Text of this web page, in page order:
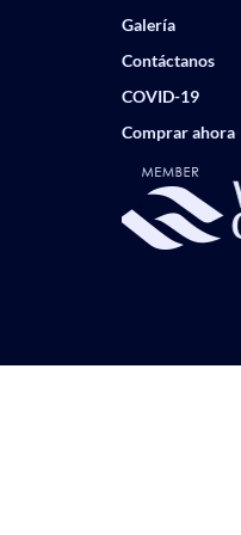
Galería
Contáctanos
COVID-19
Comprar ahora